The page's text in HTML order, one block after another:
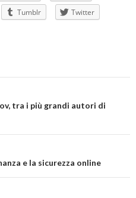
Tumblr
Twitter
tra i più grandi autori di
e la sicurezza online